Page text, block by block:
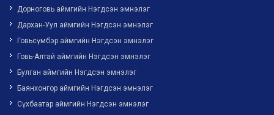
Дорноговь аймгийн Нэгдсэн эмнэлэг
Дархан-Уул аймгийн Нэгдсэн эмнэлэг
Говьсүмбэр аймгийн Нэгдсэн эмнэлэг
Говь-Алтай аймгийн Нэгдсэн эмнэлэг
Булган аймгийн Нэгдсэн эмнэлэг
Баянхонгор аймгийн Нэгдсэн эмнэлэг
Сүхбаатар аймгийн Нэгдсэн эмнэлэг